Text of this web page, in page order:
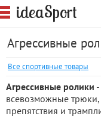
ideaSport
Агрессивные
Все спортивные товары
Агрессивные ролики
всевозможные
препятствия и